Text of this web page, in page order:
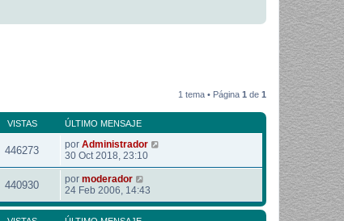
1 tema • Página 1 de 1
VISTAS ÚLTIMO MENSAJE
446273 por Administrador
30 Oct 2018, 23:10
440930 por moderador
24 Feb 2006, 14:43